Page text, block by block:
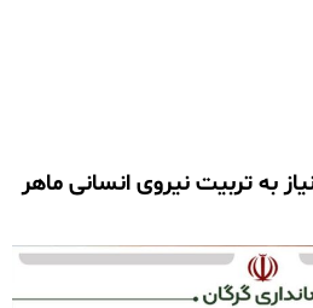
تربیت نیروی انسانی ماهر